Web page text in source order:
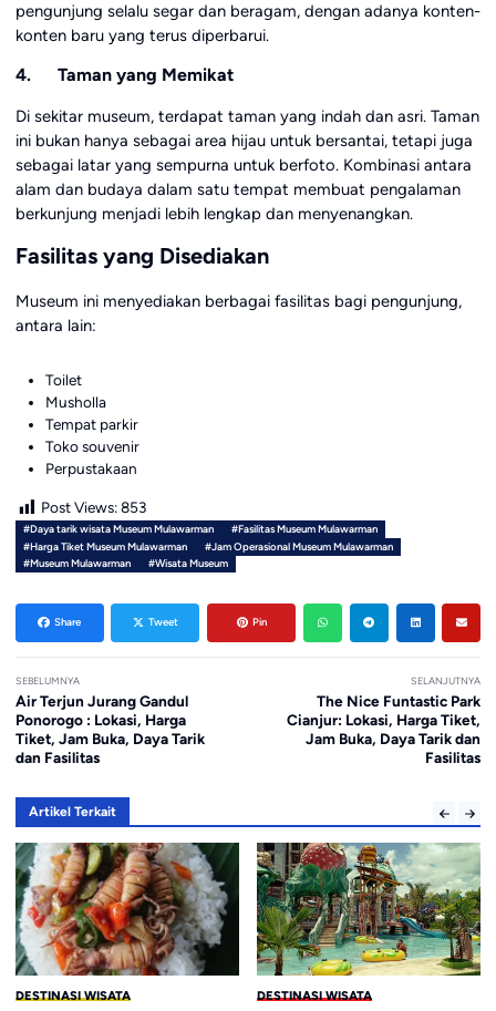
pengunjung selalu segar dan beragam, dengan adanya konten-
konten baru yang terus diperbarui.
4. Taman yang Memikat
Di sekitar museum, terdapat taman yang indah dan asri. Taman
ini bukan hanya sebagai area hijau untuk bersantai, tetapi juga
sebagai latar yang sempurna untuk berfoto. Kombinasi antara
alam dan budaya dalam satu tempat membuat pengalaman
berkunjung menjadi lebih lengkap dan menyenangkan.
Fasilitas yang Disediakan
Museum ini menyediakan berbagai fasilitas bagi pengunjung,
antara lain:
Toilet
Musholla
Tempat parkir
Toko souvenir
Perpustakaan
Post Views: 853
#Daya tarik wisata Museum Mulawarman
#Fasilitas Museum Mulawarman
#Harga Tiket Museum Mulawarman
#Jam Operasional Museum Mulawarman
#Museum Mulawarman
#Wisata Museum
Share Tweet Pin
SEBELUMNYA
Air Terjun Jurang Gandul
Ponorogo : Lokasi, Harga
Tiket, Jam Buka, Daya Tarik
dan Fasilitas
SELANJUTNYA
The Nice Funtastic Park
Cianjur: Lokasi, Harga Tiket,
Jam Buka, Daya Tarik dan
Fasilitas
Artikel Terkait
DESTINASI WISATA
DESTINASI WISATA